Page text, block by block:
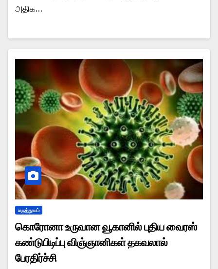
அதிக…
மருத்துவம்
கொரோனா உருவான வூகானில் புதிய வைரஸ்
கண்டுபிடிப்பு விஞ்ஞானிகள் தகவலால்
பேரதிர்ச்சி